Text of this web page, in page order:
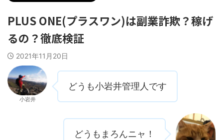
PLUS ONE(プラスワン)は副業詐欺？稼げ
るの？徹底検証
2021年11月20日
小岩井
どうも小岩井管理人です
どうもまろんニャ！